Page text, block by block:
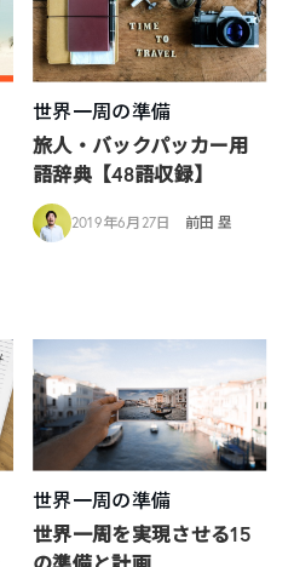
世界一周の準備
旅人・バックパッカー用
語辞典【48語収録】
2019年6月27日 前田 塁
世界一周の準備
世界一周を実現させる15